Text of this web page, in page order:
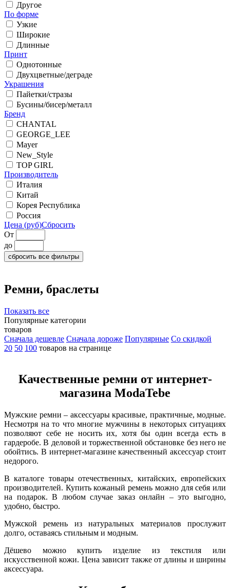
Другое
По форме
Узкие
Широкие
Длинные
Принт
Однотонные
Двухцветные/деграде
Украшения
Пайетки/стразы
Бусины/бисер/металл
Бренд
CHANTAL
GEORGE_LEE
Mayer
New_Style
TOP GIRL
Производитель
Италия
Китай
Корея Республика
Россия
Цена (руб)Сбросить
От
до
сбросить все фильтры
Ремни, браслеты
Показать все
Популярные категории
товаров
Сначала дешевле Сначала дороже Популярные Со скидкой
20 50 100 товаров на странице
Качественные ремни от интернет-
магазина ModaTebe
Мужские ремни – аксессуары красивые, практичные, модные.
Несмотря на то что многие мужчины в некоторых ситуациях
позволяют себе не носить их, хотя бы один всегда есть в
гардеробе. В деловой и торжественной обстановке без него не
обойтись. В интернет-магазине качественный аксессуар стоит
недорого.
В каталоге товары отечественных, китайских, европейских
производителей. Купить кожаный ремень можно для себя или
на подарок. В любом случае заказ онлайн – это выгодно,
удобно, быстро.
Мужской ремень из натуральных материалов прослужит
долго, оставаясь стильным и модным.
Дёшево можно купить изделие из текстиля или
искусственной кожи. Цена зависит также от длины и ширины
аксессуара.